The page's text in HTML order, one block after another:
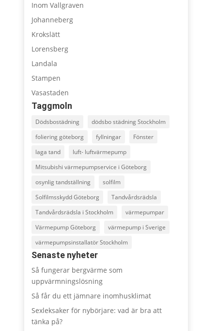
Inom Vallgraven
Johanneberg
Krokslätt
Lorensberg
Landala
Stampen
Vasastaden
Taggmoln
Dödsbostädning
dödsbo städning Stockholm
foliering göteborg
fyllningar
Fönster
laga tand
luft- luftvärmepump
Mitsubishi värmepumpservice i Göteborg
osynlig tandställning
solfilm
Solfilmsskydd Göteborg
Tandvårdsrädsla
Tandvårdsrädsla i Stockholm
värmepumpar
Värmepump Göteborg
värmepump i Sverige
värmepumpsinstallatör Stockholm
Senaste nyheter
Så fungerar bergvärme som
uppvärmningslösning
Så får du ett jämnare inomhusklimat
Sexleksaker för nybörjare: vad är bra att
tänka på?